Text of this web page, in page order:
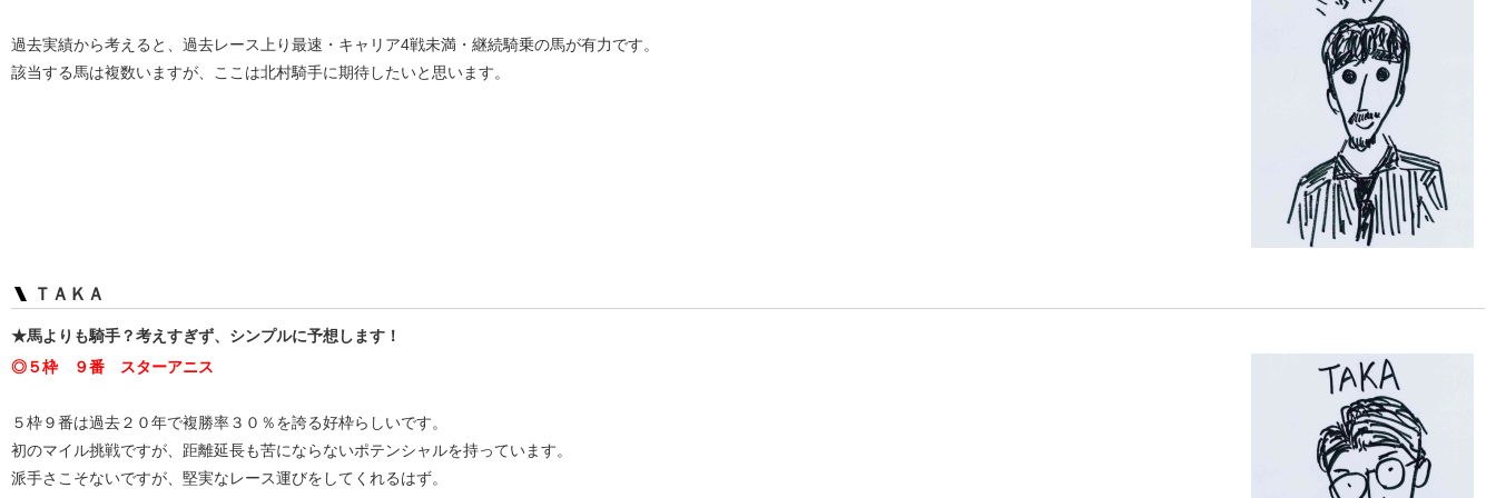
過去実績から考えると、過去レース上り最速・キャリア4戦未満・継続騎乗の馬が有力です。
該当する馬は複数いますが、ここは北村騎手に期待したいと思います。
ＴＡＫＡ
★馬よりも騎手？考えすぎず、シンプルに予想します！
◎５枠 ９番 スターアニス
５枠９番は過去２０年で複勝率３０％を誇る好枠らしいです。
初のマイル挑戦ですが、距離延長も苦にならないポテンシャルを持っています。
派手さこそないですが、堅実なレース運びをしてくれるはず。